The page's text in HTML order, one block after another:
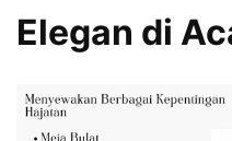
Elegan di